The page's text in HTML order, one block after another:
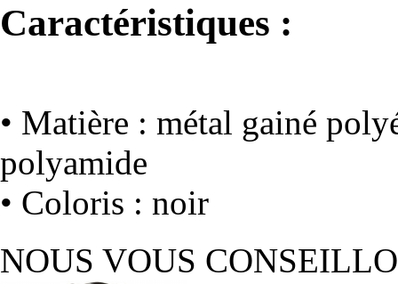
Caractéristiques :
• Matière : métal gainé
polyamide
• Coloris : noir
NOUS VOUS